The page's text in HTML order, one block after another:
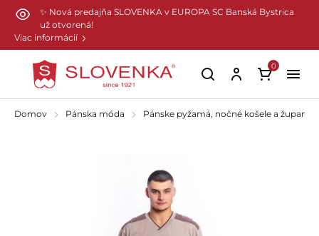
Preskočiť na hlavný obsah
✨ Nová predajňa SLOVENKA v EUROPA SC Banská Bystrica
už otvorená!
Viac informácií
0
Domov Pánska móda Pánske pyžamá, nočné košele a župany